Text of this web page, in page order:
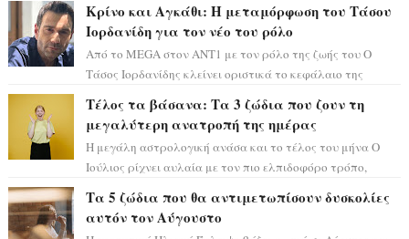
Κρίνο και Αγκάθι: Η μεταμόρφωση του Τάσου
Ιορδανίδη για τον νέο του ρόλο
Από το MEGA στον ΑΝΤ1 με τον ρόλο της ζωής του Ο
Τάσος Ιορδανίδης κλείνει οριστικά το κεφάλαιο της
Τέλος τα βάσανα: Τα 3 ζώδια που ζουν τη
μεγαλύτερη ανατροπή της ημέρας
Η μεγάλη αστρολογική ανάσα και το τέλος του μήνα Ο
Ιούλιος ρίχνει αυλαία με τον πιο ελπιδοφόρο τρόπο,
Τα 5 ζώδια που θα αντιμετωπίσουν δυσκολίες
αυτόν τον Αύγουστο